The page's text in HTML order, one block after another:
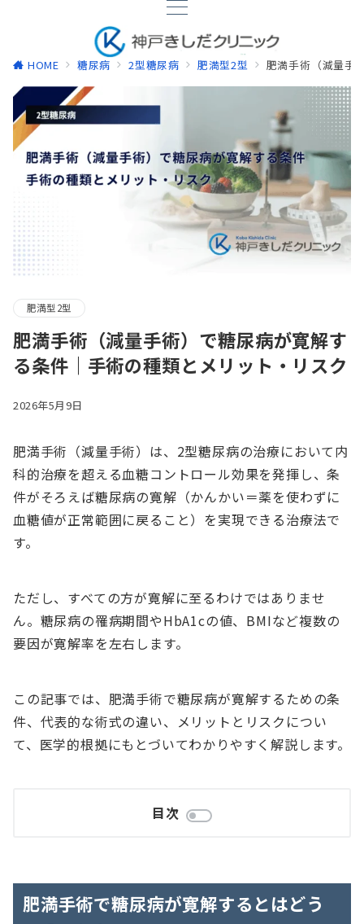
HOME 糖尿病 2型糖尿病 肥満型2型 肥満手術（減量手
肥満型2型
肥満手術（減量手術）で糖尿病が寛解す
る条件｜手術の種類とメリット・リスク
2026年5月9日
肥満手術（減量手術）は、2型糖尿病の治療において内
科的治療を超える血糖コントロール効果を発揮し、条
件がそろえば糖尿病の寛解（かんかい＝薬を使わずに
血糖値が正常範囲に戻ること）を実現できる治療法で
す。
ただし、すべての方が寛解に至るわけではありませ
ん。糖尿病の罹病期間やHbA1cの値、BMIなど複数の
要因が寛解率を左右します。
この記事では、肥満手術で糖尿病が寛解するための条
件、代表的な術式の違い、メリットとリスクについ
て、医学的根拠にもとづいてわかりやすく解説します。
目次
肥満手術で糖尿病が寛解するとはどう